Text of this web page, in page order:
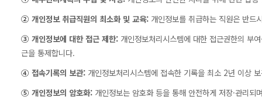
② 개인정보 취급직원의 최소화 및 교육: 개인정보를 취급하는 직원은 반드
③ 개인정보에 대한 접근 제한: 개인정보처리시스템에 대한 접근권한의 부
근을 통제합니다.
④ 접속기록의 보관: 개인정보처리시스템에 접속한 기록을 최소 2년 이상
⑤ 개인정보의 암호화: 개인정보는 암호화 등을 통해 안전하게 저장·관리